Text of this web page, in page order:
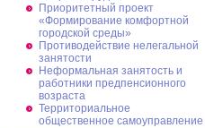
Приоритетный проект
«Формирование комфортной
городской среды»
Противодействие нелегальной
занятости
Неформальная занятость и
работники предпенсионного
возраста
Территориальное
общественное самоуправление